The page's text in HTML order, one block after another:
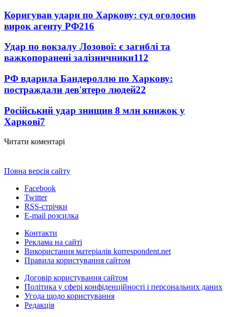
Коригував удари по Харкову: суд оголосив
вирок агенту РФ216
Удар по вокзалу Лозової: є загиблі та
важкопоранені залізничники112
РФ вдарила Бандероллю по Харкову:
постраждали дев'ятеро людей22
Російський удар знищив 8 млн книжок у
Харкові7
Читати коментарі
Повна версія сайту
Facebook
Twitter
RSS-стрічки
E-mail розсилка
Контакти
Реклама на сайті
Використання матеріалів korrespondent.net
Правила користування сайтом
Договір користування сайтом
Політика у сфері конфіденційності і персональних даних
Угода щодо користування
Редакція